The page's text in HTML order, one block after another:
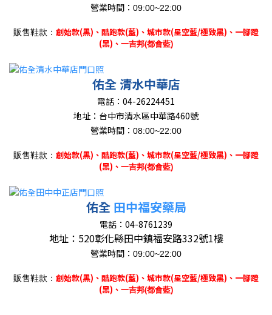
營業時間： 09:00~22:00
販售鞋款： 創始款(黑)、 酷跑款(藍)、城市款(星空藍/極致黑)、一腳蹬
(黑)、 一吉邦(都會藍)
佑全 清水中華店
電話： 04-26224451
地址： 台中市清水區中華路460號
營業時間： 08:00~22:00
販售鞋款： 創始款(黑)、 酷跑款(藍)、城市款(星空藍/極致黑)、一腳蹬
(黑)、 一吉邦(都會藍)
佑全 田中福安藥局
電話： 04-8761239
地址： 520彰化縣田中鎮福安路332號1樓
營業時間： 09:00~22:00
販售鞋款： 創始款(黑)、 酷跑款(藍)、城市款(星空藍/極致黑)、一腳蹬
(黑)、 一吉邦(都會藍)